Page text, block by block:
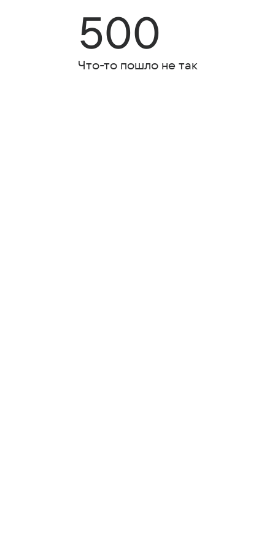
500
Что-то пошло не так